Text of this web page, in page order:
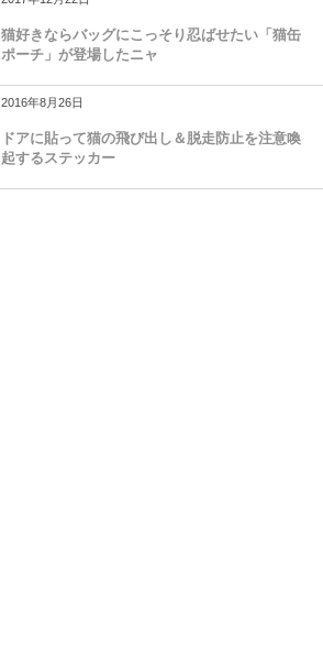
猫好きならバッグにこっそり忍ばせたい「猫缶
ポーチ」が登場したニャ
2016年8月26日
ドアに貼って猫の飛び出し＆脱走防止を注意喚
起するステッカー